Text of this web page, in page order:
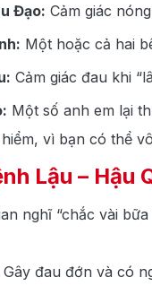
Đạo: Cảm giác
Một hoặc cả hai
Cảm giác đau khi
Một số anh em lại
vì bạn có thể
Lậu – Hậu
nghĩ “chắc vài
Gây đau đớn và có